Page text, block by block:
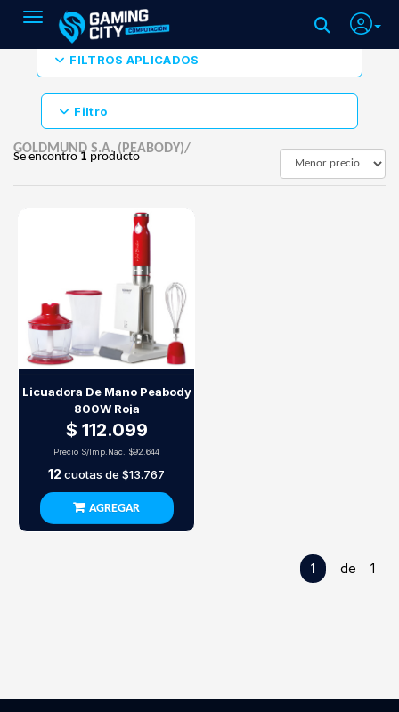
Toggle navigation
FILTROS APLICADOS
Filtro
GOLDMUND S.A. (PEABODY)/
Se encontro 1 producto
Licuadora De Mano Peabody
800W Roja
$ 112.099
Precio S/Imp.Nac. $92.644
12cuotas de $13.767
AGREGAR
1 de 1